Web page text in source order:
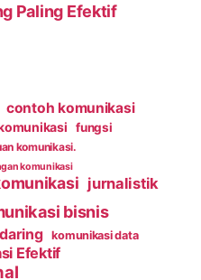
Paling Efektif
contoh komunikasi
fungsi
komunikasi.
komunikasi
jurnalistik
bisnis
komunikasi data
Efektif